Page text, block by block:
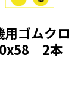
ゴムクロ
2本